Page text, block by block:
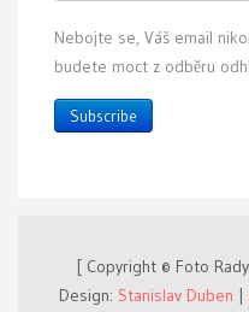
Nebojte se, Váš email
budete moct z odběru
Subscribe
[ Copyright © Foto
Design: Stanislav Duben |